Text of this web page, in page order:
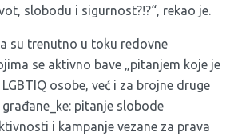
slobodu i sigurnost?!?“, rekao je.
su trenutno u toku redovne
se aktivno bave „pitanjem koje je
osobe, već i za brojne druge
pitanje slobode
i kampanje vezane za prava